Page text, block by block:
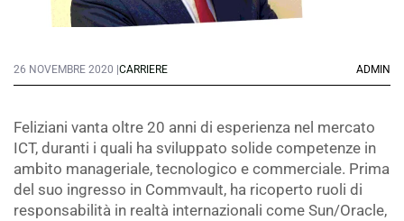
26 NOVEMBRE 2020 | CARRIERE ADMIN
Feliziani vanta oltre 20 anni di esperienza nel mercato
ICT, duranti i quali ha sviluppato solide competenze in
ambito manageriale, tecnologico e commerciale. Prima
del suo ingresso in Commvault, ha ricoperto ruoli di
responsabilità in realtà internazionali come Sun/Oracle,